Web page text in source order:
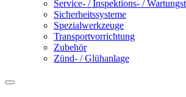
Service- / Inspektions- /
Sicherheitssysteme
Spezialwerkzeuge
Transportvorrichtung
Zubehör
Zünd- / Glühanlage